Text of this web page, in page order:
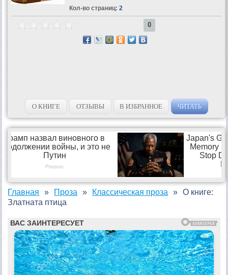
Кол-во страниц: 2
0
О КНИГЕ ОТЗЫВЫ В ИЗБРАННОЕ ЧИТАТЬ
Главная Проза Классическая проза
О книге:
Златната птица